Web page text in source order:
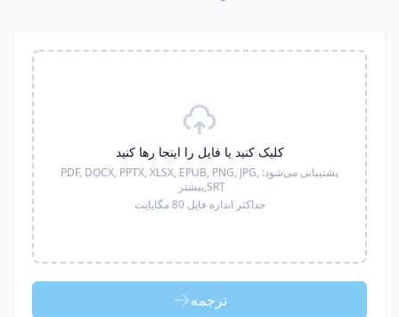
کلیک کنید یا فایل را اینجا رها کنید
پشتیبانی می‌شود: PDF, DOCX, PPTX, XLSX, EPUB, PNG, JPG,
SRT, بیشتر
حداکثر اندازه فایل 80 مگابایت
ترجمه